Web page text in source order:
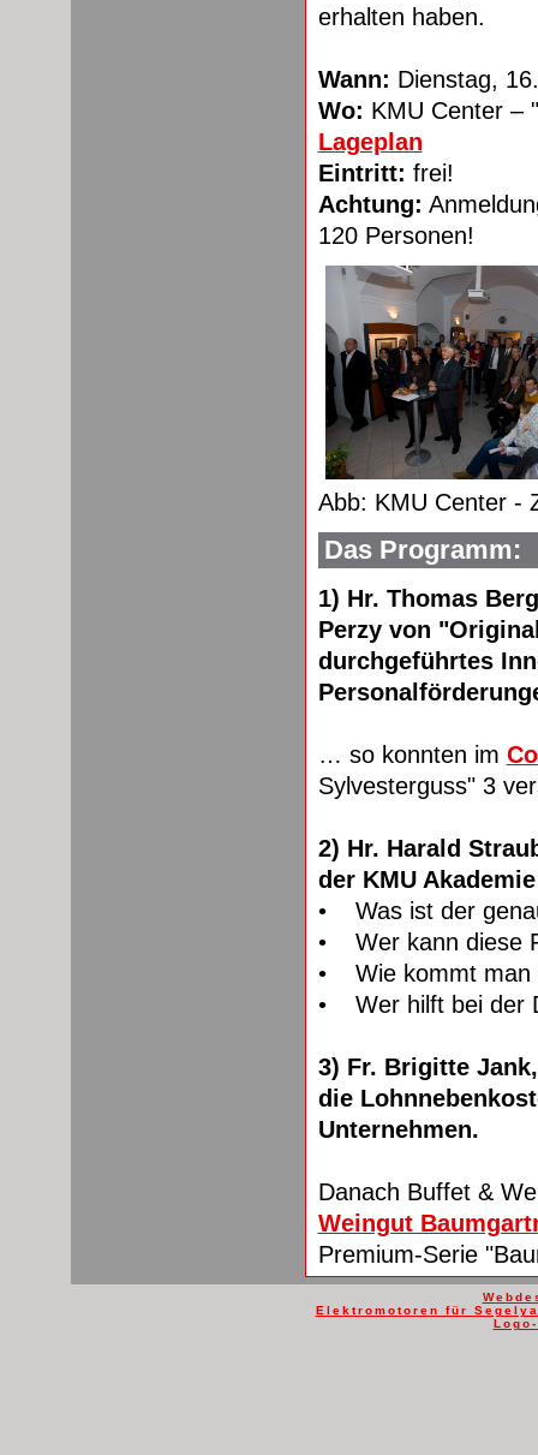
erhalten haben.
Wann: Dienstag,
Wo: KMU Center –
Lageplan
Eintritt: frei!
Achtung:
120 Personen!
Abb: KMU Center -
Das Programm:
1) Hr. Thomas
Perzy von
durchgeführtes
… so konnten im
Sylvesterguss" 3
2) Hr. Harald
der KMU
• Was ist der
• Wer kann diese
• Wie kommt man
• Wer hilft bei der
3) Fr. Brigitte
die
Unternehmen.
Danach Buffet &
Weingut
Premium-Serie
Elektromotoren für